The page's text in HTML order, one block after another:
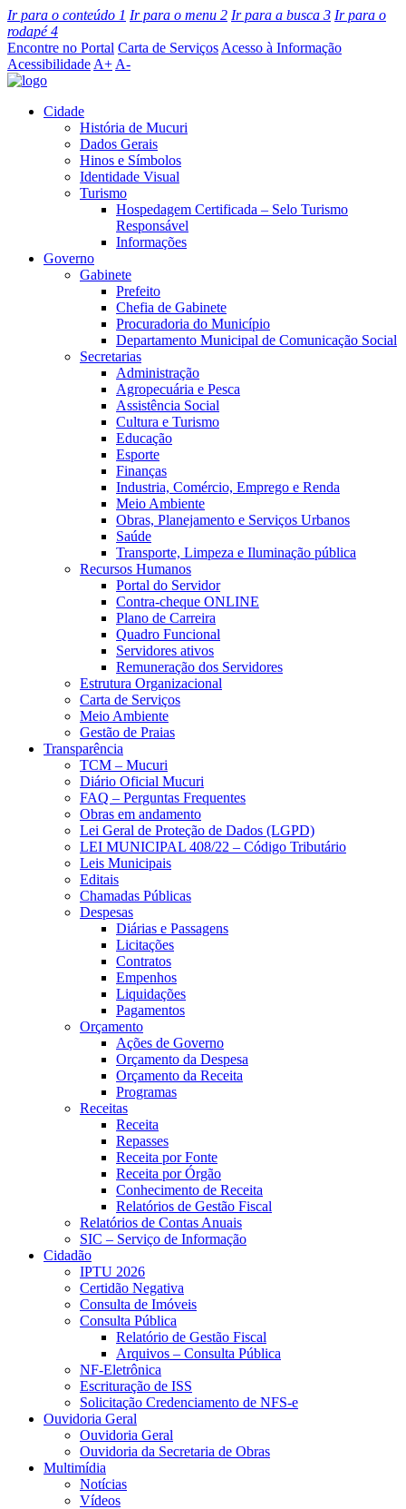
Ir para o conteúdo 1 Ir para o menu 2 Ir para a busca 3 Ir para o
rodapé4
Encontre no Portal Carta de Serviços Acesso à Informação
Acessibilidade A+ A-
Cidade
História de Mucuri
Dados Gerais
Hinos e Símbolos
Identidade Visual
Turismo
Hospedagem Certificada – Selo Turismo
Responsável
Informações
Governo
Gabinete
Prefeito
Chefia de Gabinete
Procuradoria do Município
Departamento Municipal de Comunicação Social
Secretarias
Administração
Agropecuária e Pesca
Assistência Social
Cultura e Turismo
Educação
Esporte
Finanças
Industria, Comércio, Emprego e Renda
Meio Ambiente
Obras, Planejamento e Serviços Urbanos
Saúde
Transporte, Limpeza e Iluminação pública
Recursos Humanos
Portal do Servidor
Contra-cheque ONLINE
Plano de Carreira
Quadro Funcional
Servidores ativos
Remuneração dos Servidores
Estrutura Organizacional
Carta de Serviços
Meio Ambiente
Gestão de Praias
Transparência
TCM – Mucuri
Diário Oficial Mucuri
FAQ – Perguntas Frequentes
Obras em andamento
Lei Geral de Proteção de Dados (LGPD)
LEI MUNICIPAL 408/22 – Código Tributário
Leis Municipais
Editais
Chamadas Públicas
Despesas
Diárias e Passagens
Licitações
Contratos
Empenhos
Liquidações
Pagamentos
Orçamento
Ações de Governo
Orçamento da Despesa
Orçamento da Receita
Programas
Receitas
Receita
Repasses
Receita por Fonte
Receita por Órgão
Conhecimento de Receita
Relatórios de Gestão Fiscal
Relatórios de Contas Anuais
SIC – Serviço de Informação
Cidadão
IPTU 2026
Certidão Negativa
Consulta de Imóveis
Consulta Pública
Relatório de Gestão Fiscal
Arquivos – Consulta Pública
NF-Eletrônica
Escrituração de ISS
Solicitação Credenciamento de NFS-e
Ouvidoria Geral
Ouvidoria Geral
Ouvidoria da Secretaria de Obras
Multimídia
Notícias
Vídeos